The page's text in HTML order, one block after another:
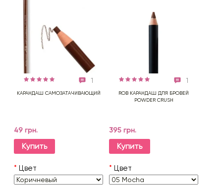
1
КАРАНДАШ САМОЗАТАЧИВАЮЩИЙ
49 грн.
Купить
* Цвет
1
ROB КАРАНДАШ ДЛЯ БРОВЕЙ
POWDER CRUSH
395 грн.
Купить
* Цвет